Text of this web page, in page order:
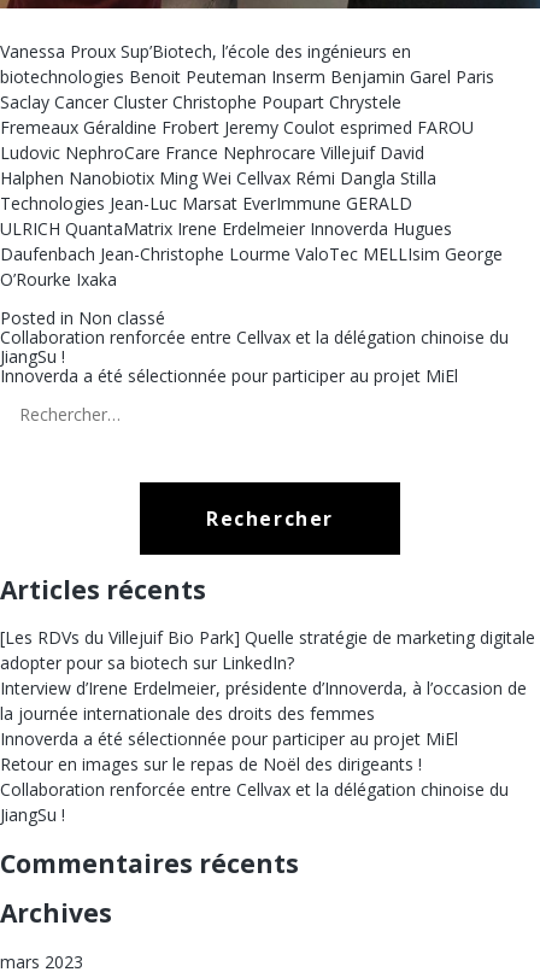
Vanessa Proux Sup’Biotech, l’école des ingénieurs en
biotechnologies Benoit Peuteman Inserm Benjamin Garel Paris
Saclay Cancer Cluster Christophe Poupart Chrystele
Fremeaux Géraldine Frobert Jeremy Coulot esprimed FAROU
Ludovic NephroCare France Nephrocare Villejuif David
Halphen Nanobiotix Ming Wei Cellvax Rémi Dangla Stilla
Technologies Jean-Luc Marsat EverImmune GERALD
ULRICH QuantaMatrix Irene Erdelmeier Innoverda Hugues
Daufenbach Jean-Christophe Lourme ValoTec MELLIsim George
O’Rourke Ixaka
Posted in Non classé
Navigation
de
l’article
Collaboration renforcée entre Cellvax et la délégation chinoise du
JiangSu !
Innoverda a été sélectionnée pour participer au projet MiEl
Articles récents
[Les RDVs du Villejuif Bio Park] Quelle stratégie de marketing digitale
adopter pour sa biotech sur LinkedIn?
Interview d’Irene Erdelmeier, présidente d’Innoverda, à l’occasion de
la journée internationale des droits des femmes
Innoverda a été sélectionnée pour participer au projet MiEl
Retour en images sur le repas de Noël des dirigeants !
Collaboration renforcée entre Cellvax et la délégation chinoise du
JiangSu !
Commentaires récents
Archives
mars 2023